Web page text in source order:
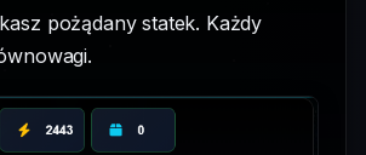
pożądany statek. Każdy